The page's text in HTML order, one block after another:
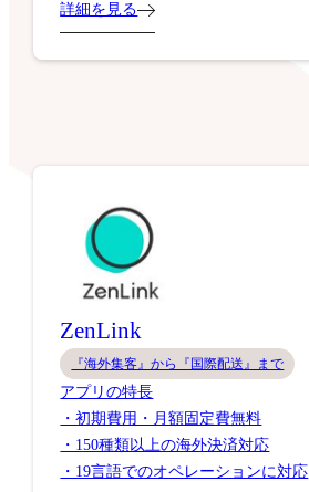
詳細を見る
ZenLink
『海外集客』から『国際配送』まで
アプリの特長
・初期費用・月額固定費無料
・150種類以上の海外決済対応
・19言語でのオペレーションに対応